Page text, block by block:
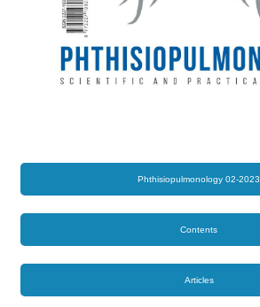
Phthisiopulmonology 02-2023
Contents
Articles